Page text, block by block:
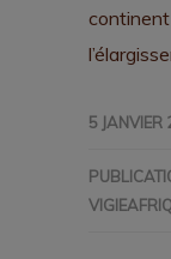
5 JANVIER